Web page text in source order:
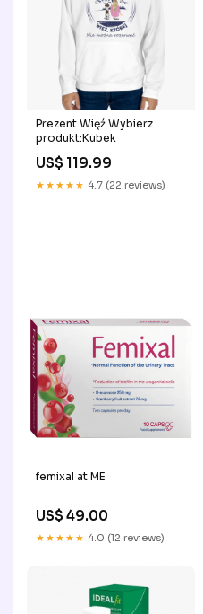
Prezent Więź Wybierz
produkt:Kubek
US$ 119.99
★★★★★ 4.7 (22 reviews)
femixal at ME
US$ 49.00
★★★★★ 4.0 (12 reviews)